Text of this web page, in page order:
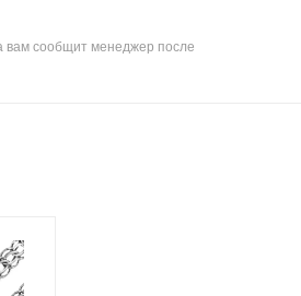
вам сообщит менеджер после